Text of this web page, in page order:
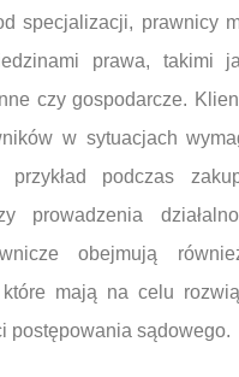
specjalizacji, prawnicy
prawa, takimi
czy gospodarcze.
w sytuacjach
podczas
prowadzenia
obejmują
które mają na celu
postępowania sądowego.